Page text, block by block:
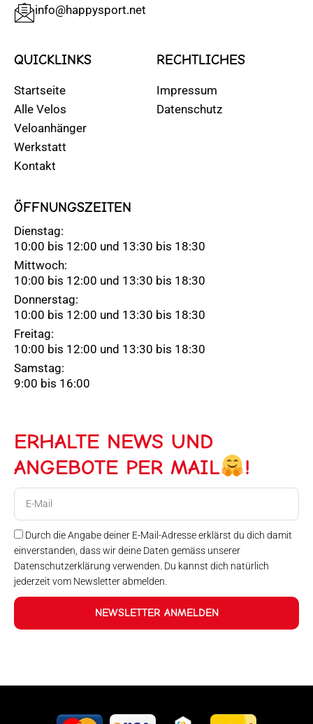
info@happysport.net
QUICKLINKS
Startseite
Alle Velos
Veloanhänger
Werkstatt
Kontakt
RECHTLICHES
Impressum
Datenschutz
ÖFFNUNGSZEITEN
Dienstag:
10:00 bis 12:00 und 13:30 bis 18:30
Mittwoch:
10:00 bis 12:00 und 13:30 bis 18:30
Donnerstag:
10:00 bis 12:00 und 13:30 bis 18:30
Freitag:
10:00 bis 12:00 und 13:30 bis 18:30
Samstag:
9:00 bis 16:00
ERHALTE NEWS UND
ANGEBOTE PER MAIL
!
Durch die Angabe deiner E-Mail-Adresse erklärst du dich damit
einverstanden, dass wir deine Daten gemäss unserer
Datenschutzerklärung verwenden. Du kannst dich natürlich
jederzeit vom Newsletter abmelden.
NEWSLETTER ANMELDEN